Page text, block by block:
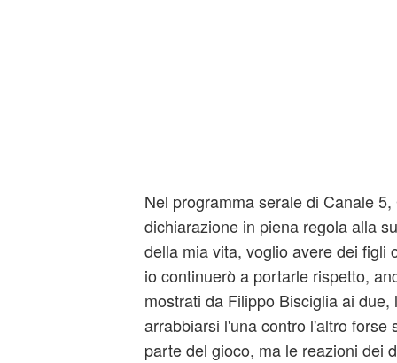
Nel programma serale di Canale
dichiarazione in piena regola alla
della mia vita, voglio avere dei figli
io continuerò a portarle rispetto,
mostrati da Filippo Bisciglia ai
arrabbiarsi l'una contro l'altro forse
parte del gioco, ma le reazioni dei